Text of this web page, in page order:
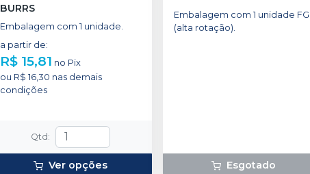
BURRS
Embalagem com 1 unidade.
a partir de:
R$ 15,81 no Pix
ou R$ 16,30 nas demais
condições
Qtd :
Ver opções
Embalagem com 1 unidade FG
(alta rotação).
Esgotado